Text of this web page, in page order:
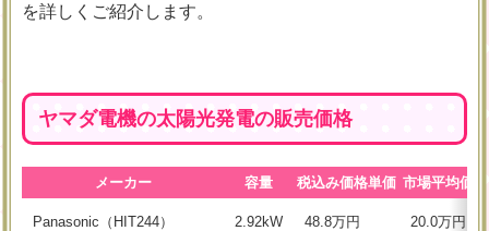
を詳しくご紹介します。
ヤマダ電機の太陽光発電の販売価格
メーカー 容量 税込み価格単価 市場平均価格
Panasonic（HIT244） 2.92kW 48.8万円 20.0万円